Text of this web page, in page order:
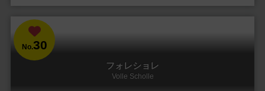
No.30
フォレショレ
Volle Scholle